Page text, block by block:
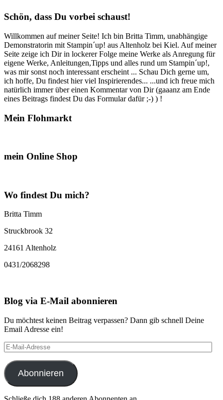
Schön, dass Du vorbei schaust!
Willkommen auf meiner Seite! Ich bin Britta Timm, unabhängige
Demonstratorin mit Stampin´up! aus Altenholz bei Kiel. Auf meiner
Seite zeige ich Dir in lockerer Folge meine Werke als Anregung für
eigene Werke, Anleitungen,Tipps und alles rund um Stampin´up!,
was mir sonst noch interessant erscheint ... Schau Dich gerne um,
ich hoffe, Du findest hier viel Inspirierendes... ...und ich freue mich
natürlich immer über einen Kommentar von Dir (gaaanz am Ende
eines Beitrags findest Du das Formular dafür ;-) ) !
Mein Flohmarkt
mein Online Shop
Wo findest Du mich?
Britta Timm
Struckbrook 32
24161 Altenholz
0431/2068298
Blog via E-Mail abonnieren
Du möchtest keinen Beitrag verpassen? Dann gib schnell Deine
Email Adresse ein!
E-
Mail-
Adresse
Abonnieren